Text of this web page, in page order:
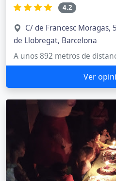
4.2
C/ de Francesc Moragas,
de Llobregat, Barcelona
A unos 892 metros de
Ver